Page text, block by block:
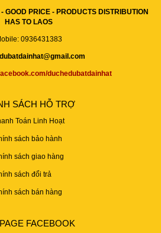
GOOD PRICE - PRODUCTS DISTRIBUTION
HAS TO LAOS
0936431383
duchedubatdainhat
SÁCH HỖ TRỢ
Toán Linh Hoạt
sách bảo hành
sách giao hàng
sách đổi trả
sách bán hàng
FACEBOOK